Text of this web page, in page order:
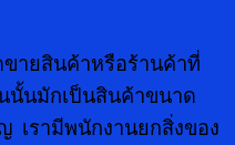
ายสินค้าหรือร้านค้าที่
นั้นมักเป็นสินค้าขนาด
เรามีพนักงานยกสิ่งของ